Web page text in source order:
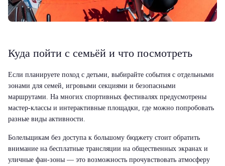
Куда пойти с семьёй и что посмотреть
Если планируете поход с детьми, выбирайте события с отдельными
зонами для семей, игровыми секциями и безопасными
маршрутами. На многих спортивных фестивалях предусмотрены
мастер-классы и интерактивные площадки, где можно попробовать
разные виды активности.
Болельщикам без доступа к большому бюджету стоит обратить
внимание на бесплатные трансляции на общественных экранах и
уличные фан-зоны — это возможность прочувствовать атмосферу